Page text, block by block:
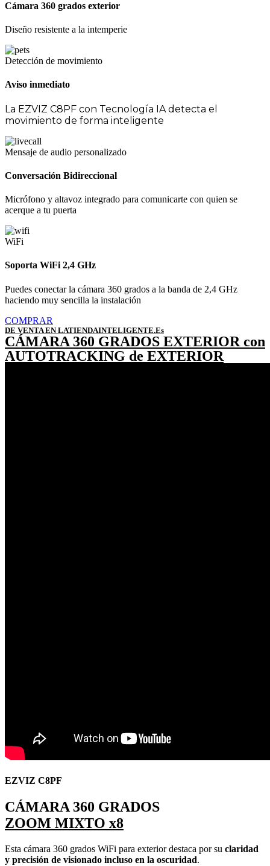
Cámara 360 grados exterior
Diseño resistente a la intemperie
Detección de movimiento
Aviso inmediato
La EZVIZ C8PF con Tecnología IA detecta el
movimiento de forma inteligente
Mensaje de audio personalizado
Conversación Bidireccional
Micrófono y altavoz integrado para comunicarte con quien se
acerque a tu puerta
WiFi
Soporta WiFi 2,4 GHz
Puedes conectar la cámara 360 grados a la banda de 2,4 GHz
haciendo muy sencilla la instalación
COMPRAR
DE VENTA EN LATIENDAINTELIGENTE.Es
CÁMARA 360 GRADOS EXTERIOR con
AUTOTRACKING de EXTERIOR
EZVIZ C8PF
CÁMARA 360 GRADOS
ZOOM MIXTO x8
Esta cámara 360 grados WiFi para exterior destaca por su claridad
y precisión de visionado incluso en la oscuridad.